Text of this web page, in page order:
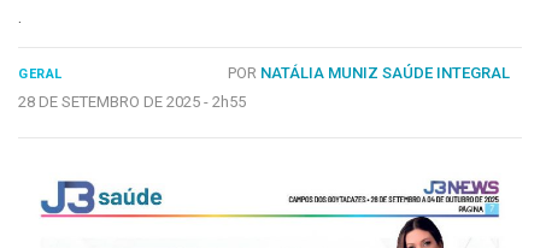
COLUNAS
FALE
GERAL POR NATÁLIA MUNIZ SAÚDE INTEGRAL
28 DE SETEMBRO DE 2025 - 2h55